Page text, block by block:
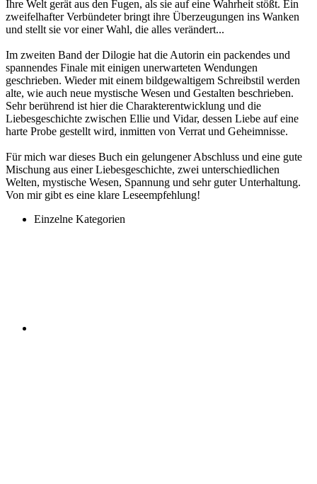
Ihre Welt gerät aus den Fugen, als sie auf eine Wahrheit stößt. Ein
zweifelhafter Verbündeter bringt ihre Überzeugungen ins Wanken
und stellt sie vor einer Wahl, die alles verändert...
Im zweiten Band der Dilogie hat die Autorin ein packendes und
spannendes Finale mit einigen unerwarteten Wendungen
geschrieben. Wieder mit einem bildgewaltigem Schreibstil werden
alte, wie auch neue mystische Wesen und Gestalten beschrieben.
Sehr berührend ist hier die Charakterentwicklung und die
Liebesgeschichte zwischen Ellie und Vidar, dessen Liebe auf eine
harte Probe gestellt wird, inmitten von Verrat und Geheimnisse.
Für mich war dieses Buch ein gelungener Abschluss und eine gute
Mischung aus einer Liebesgeschichte, zwei unterschiedlichen
Welten, mystische Wesen, Spannung und sehr guter Unterhaltung.
Von mir gibt es eine klare Leseempfehlung!
Einzelne Kategorien